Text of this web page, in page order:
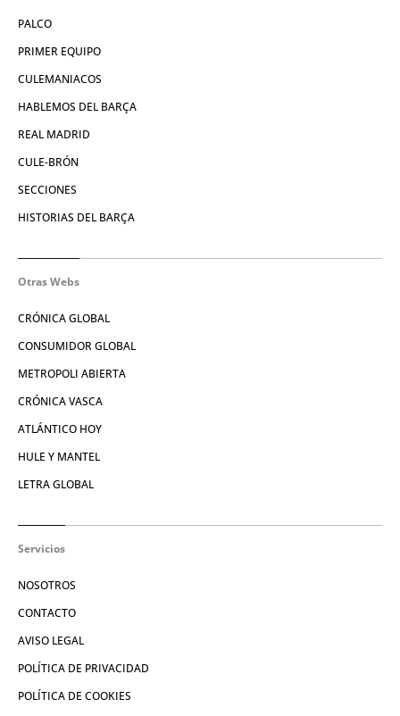
PALCO
PRIMER EQUIPO
CULEMANIACOS
HABLEMOS DEL BARÇA
REAL MADRID
CULE-BRÓN
SECCIONES
HISTORIAS DEL BARÇA
Otras Webs
CRÓNICA GLOBAL
CONSUMIDOR GLOBAL
METROPOLI ABIERTA
CRÓNICA VASCA
ATLÁNTICO HOY
HULE Y MANTEL
LETRA GLOBAL
Servicios
NOSOTROS
CONTACTO
AVISO LEGAL
POLÍTICA DE PRIVACIDAD
POLÍTICA DE COOKIES